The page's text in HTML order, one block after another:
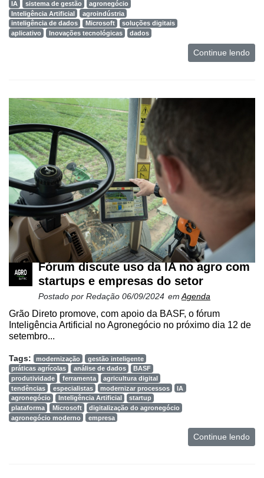
Notícias
Troca
de
Cadeira
Artigos
Agenda
Agricultura
de
Precisão
Automação
e
Robótica
Conectividade
Dados
e
E-
Commerce
Informatização
da
IA
sistema de gestão
agronegócio
Inteligência Artificial
agroindústria
inteligência de dados
Microsoft
soluções digitais
aplicativo
Inovações tecnológicas dados
Continue lendo
Fórum discute uso da IA no agro com
startups e empresas do setor
Postado por Redação 06/09/2024 em Agenda
Grão Direto promove, com apoio da BASF, o fórum
Inteligência Artificial no Agronegócio no próximo dia 12 de
setembro...
Tags: modernização
gestão inteligente
práticas agrícolas
análise de dados
BASF
produtividade
ferramenta
agricultura digital
tendências
especialistas modernizar processos
IA
agronegócio
Inteligência Artificial
startup
plataforma
Microsoft
digitalização do agronegócio
agronegócio moderno
empresa
Continue lendo